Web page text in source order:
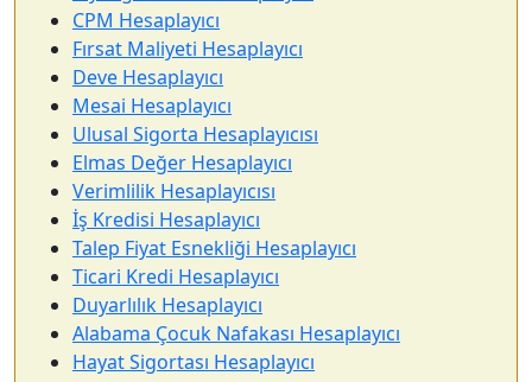
CPM Hesaplayıcı
Fırsat Maliyeti Hesaplayıcı
Deve Hesaplayıcı
Mesai Hesaplayıcı
Ulusal Sigorta Hesaplayıcısı
Elmas Değer Hesaplayıcı
Verimlilik Hesaplayıcısı
İş Kredisi Hesaplayıcı
Talep Fiyat Esnekliği Hesaplayıcı
Ticari Kredi Hesaplayıcı
Duyarlılık Hesaplayıcı
Alabama Çocuk Nafakası Hesaplayıcı
Hayat Sigortası Hesaplayıcı